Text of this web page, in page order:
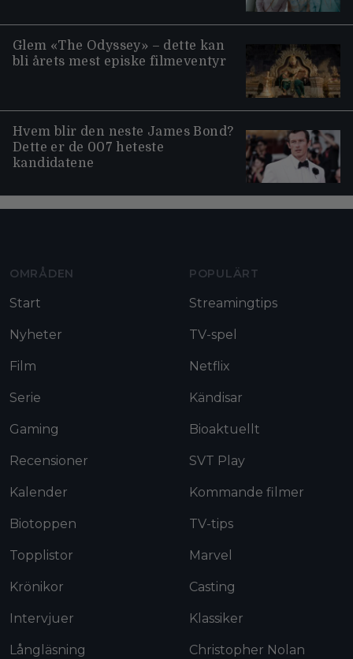
Glem «The Odyssey» – dette kan
bli årets mest episke filmeventyr
Hvem blir den neste James Bond?
Dette er de 007 heteste
kandidatene
OMRÅDEN
Start
Nyheter
Film
Serie
Gaming
Recensioner
Kalender
Biotoppen
Topplistor
Krönikor
Intervjuer
Långläsning
POPULÄRT
Streamingtips
TV-spel
Netflix
Kändisar
Bioaktuellt
SVT Play
Kommande filmer
TV-tips
Marvel
Casting
Klassiker
Christopher Nolan